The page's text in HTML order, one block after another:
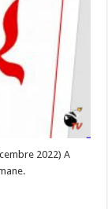
2022) A